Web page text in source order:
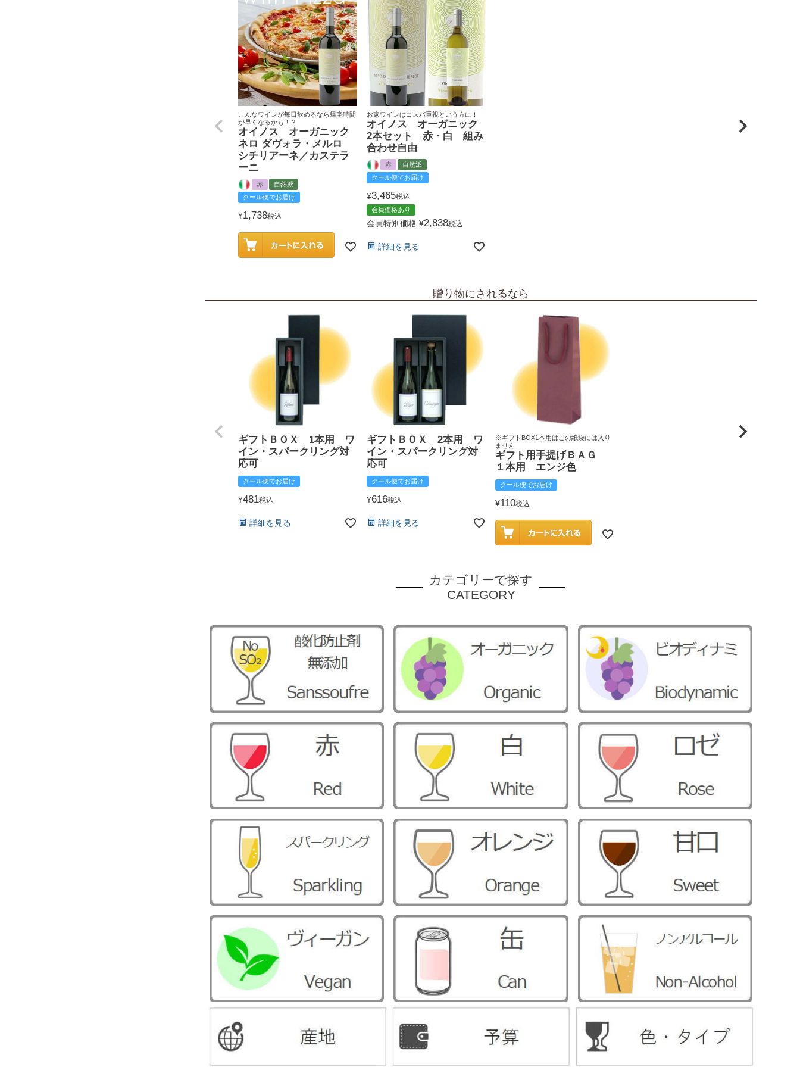
こんなワインが毎日飲めるなら帰宅時間
が早くなるかも！？
オイノス オーガニック
ネロ ダヴォラ・メルロ
シチリアーネ／カステラ
ーニ
赤
自然派
クール便でお届け
¥1,738税込
お家ワインはコスパ重視という方に！
オイノス オーガニック
2本セット 赤・白 組み
合わせ自由
赤
自然派
クール便でお届け
¥3,465税込
会員価格あり
会員特別価格 ¥2,838税込
詳細を見る
贈り物にされるなら
ギフトＢＯＸ 1本用 ワ
イン・スパークリング対
応可
クール便でお届け
¥481税込
詳細を見る
ギフトＢＯＸ 2本用 ワ
イン・スパークリング対
応可
クール便でお届け
¥616税込
詳細を見る
※ギフトBOX1本用はこの紙袋には入り
ません
ギフト用手提げＢＡＧ
１本用 エンジ色
クール便でお届け
¥110税込
カテゴリーで探す
CATEGORY